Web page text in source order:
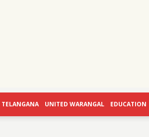
TELANGANA UNITED WARANGAL EDUCATION